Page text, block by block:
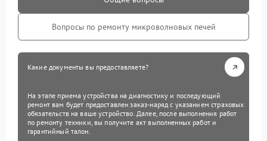
Вопросы по ремонту микроволновых печей
Какие документы вы предоставляете?
На этапе приема устройства на диагностику и последующий
ремонт вам будет предоставлен заказ-наряд с указанием страховых
обязательств на ваше устройство. Далее, после выполнения работ
по ремонту техники, вы получите акт выполненных работ и
гарантийный талон.